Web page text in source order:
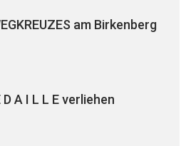
am Birkenberg
A I L L E verliehen